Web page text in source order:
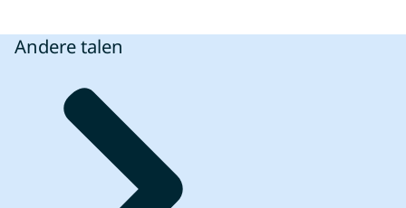
verwerkt?
om je vraag te beantwoorden. Onze eigen
medewerkers behandelen je gegevens
zorgvuldig en delen ze niet met derden.
Hoelang bewaren wij jouw gegevens?
Andere talen